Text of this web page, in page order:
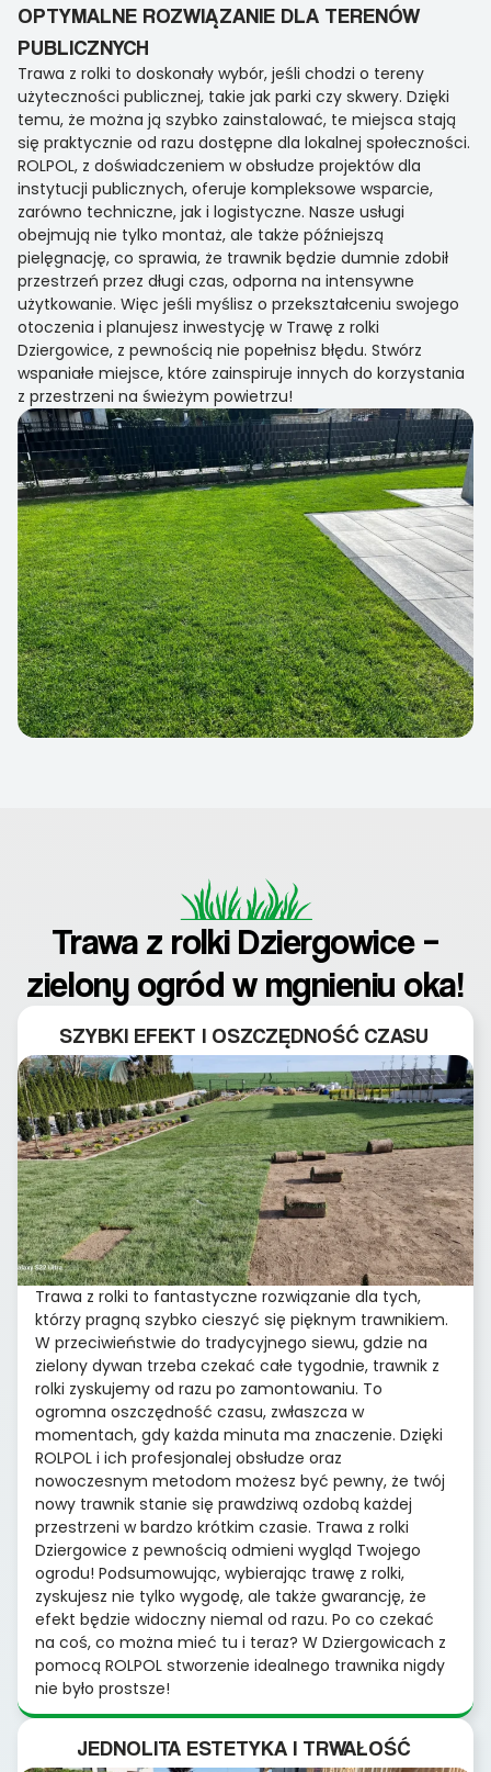
OPTYMALNE ROZWIĄZANIE DLA TERENÓW
PUBLICZNYCH
Trawa z rolki to doskonały wybór, jeśli chodzi o tereny
użyteczności publicznej, takie jak parki czy skwery. Dzięki
temu, że można ją szybko zainstalować, te miejsca stają
się praktycznie od razu dostępne dla lokalnej społeczności.
ROLPOL, z doświadczeniem w obsłudze projektów dla
instytucji publicznych, oferuje kompleksowe wsparcie,
zarówno techniczne, jak i logistyczne. Nasze usługi
obejmują nie tylko montaż, ale także późniejszą
pielęgnację, co sprawia, że trawnik będzie dumnie zdobił
przestrzeń przez długi czas, odporna na intensywne
użytkowanie. Więc jeśli myślisz o przekształceniu swojego
otoczenia i planujesz inwestycję w Trawę z rolki
Dziergowice, z pewnością nie popełnisz błędu. Stwórz
wspaniałe miejsce, które zainspiruje innych do korzystania
z przestrzeni na świeżym powietrzu!
Trawa z rolki Dziergowice –
zielony ogród w mgnieniu oka!
SZYBKI EFEKT I OSZCZĘDNOŚĆ CZASU
Trawa z rolki to fantastyczne rozwiązanie dla tych,
którzy pragną szybko cieszyć się pięknym trawnikiem.
W przeciwieństwie do tradycyjnego siewu, gdzie na
zielony dywan trzeba czekać całe tygodnie, trawnik z
rolki zyskujemy od razu po zamontowaniu. To
ogromna oszczędność czasu, zwłaszcza w
momentach, gdy każda minuta ma znaczenie. Dzięki
ROLPOL i ich profesjonalej obsłudze oraz
nowoczesnym metodom możesz być pewny, że twój
nowy trawnik stanie się prawdziwą ozdobą każdej
przestrzeni w bardzo krótkim czasie. Trawa z rolki
Dziergowice z pewnością odmieni wygląd Twojego
ogrodu! Podsumowując, wybierając trawę z rolki,
zyskujesz nie tylko wygodę, ale także gwarancję, że
efekt będzie widoczny niemal od razu. Po co czekać
na coś, co można mieć tu i teraz? W Dziergowicach z
pomocą ROLPOL stworzenie idealnego trawnika nigdy
nie było prostsze!
JEDNOLITA ESTETYKA I TRWAŁOŚĆ